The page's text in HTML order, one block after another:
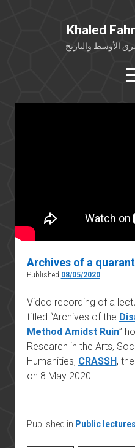
الأوسط والتاريخ
الإعلام
Archives of a
Published 08/05/2020
Video recording of a
titled “Archives of the
Method Amidst Ruin”
Research in the Arts,
Humanities, CRASSH,
on 8 May 2020.
Published in Public lectures